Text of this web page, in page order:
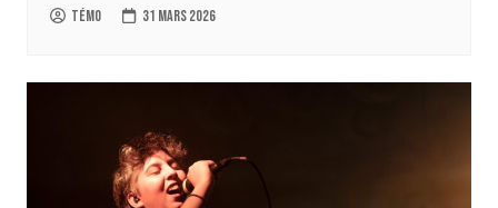
Témo 31 mars 2026